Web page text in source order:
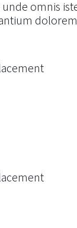
omnis